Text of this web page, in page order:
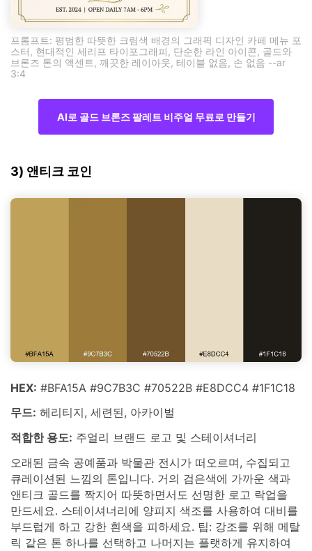
프롬프트: 평범한 따뜻한 크림색 배경의 그래픽 디자인 카페 메뉴 포
스터, 현대적인 세리프 타이포그래피, 단순한 라인 아이콘, 골드와
브론즈 톤의 액센트, 깨끗한 레이아웃, 테이블 없음, 손 없음 --ar
3:4
AI로 골드 브론즈 팔레트 비주얼 무료로 만들기
3) 앤티크 코인
HEX: #BFA15A #9C7B3C #70522B #E8DCC4 #1F1C18
무드: 헤리티지, 세련된, 아카이벌
적합한 용도: 주얼리 브랜드 로고 및 스테이셔너리
오래된 금속 공예품과 박물관 전시가 떠오르며, 수집되고
큐레이션된 느낌의 톤입니다. 거의 검은색에 가까운 색과
앤티크 골드를 짝지어 따뜻하면서도 선명한 로고 락업을
만드세요. 스테이셔너리에 양피지 색조를 사용하여 대비를
부드럽게 하고 강한 흰색을 피하세요. 팁: 강조를 위해 메탈
릭 같은 톤 하나를 선택하고 나머지는 플랫하게 유지하여